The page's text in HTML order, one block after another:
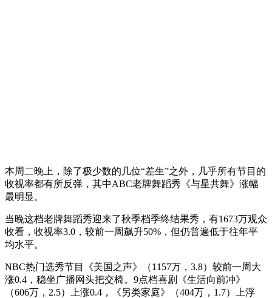
本周二晚上，除了极少数的几位“差生”之外，几乎所有节目的
收视率都有所反弹，其中ABC老牌舞蹈秀《与星共舞》涨幅
最明显。
当晚这档老牌舞蹈秀迎来了秋季档季终结果秀，有1673万观众
收看，收视率3.0，较前一周飙升50%，但仍普遍低于往年平
均水平。
NBC热门选秀节目《美国之声》（1157万，3.8）较前一周大
涨0.4，稳坐广播网头把交椅。9点档喜剧《生活向前冲》
（606万，2.5）上涨0.4，《另类家庭》（404万，1.7）上浮